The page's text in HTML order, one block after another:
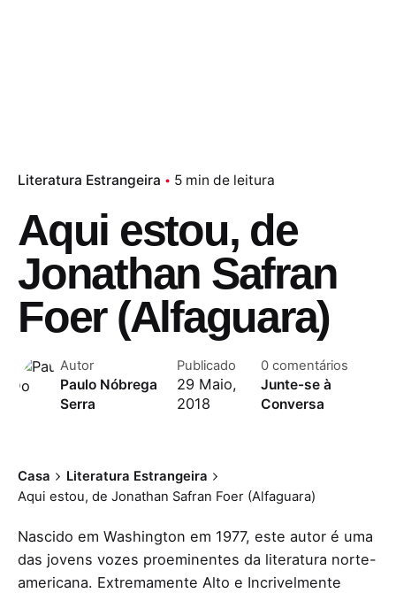
Literatura Estrangeira 5 min de leitura
Aqui estou, de
Jonathan Safran
Foer (Alfaguara)
Autor
Paulo Nóbrega
Serra
Publicado
29 Maio,
2018
0 comentários
Junte-se à
Conversa
Casa
Literatura Estrangeira
Aqui estou, de Jonathan Safran Foer (Alfaguara)
Nascido em Washington em 1977, este autor é uma
das jovens vozes proeminentes da literatura norte-
americana. Extremamente Alto e Incrivelmente